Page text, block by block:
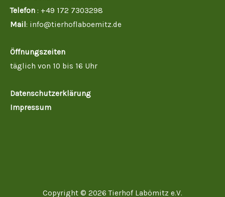
Telefon : +49 172 7303298
Mail: info@tierhoflaboemitz.de
Öffnungszeiten
täglich von 10 bis 16 Uhr
Datenschutzerklärung
Impressum
Copyright © 2026 Tierhof Labömitz e.V.